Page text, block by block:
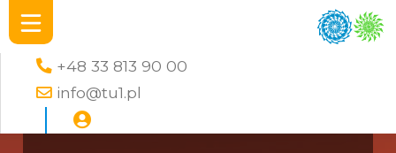
+48 33 813 90 00
info@tu1.pl